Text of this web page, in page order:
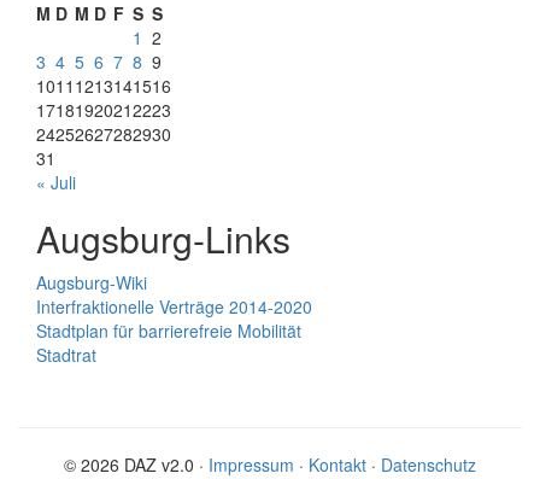
M D M D F S S
1 2
3 4 5 6 7 8 9
1011 1213141516
17181920212223
24252627282930
31
« Juli
Augsburg-Links
Augsburg-Wiki
Interfraktionelle Verträge 2014-2020
Stadtplan für barrierefreie Mobilität
Stadtrat
© 2026 DAZ v2.0 · Impressum · Kontakt · Datenschutz